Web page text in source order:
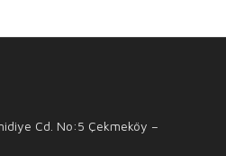
Cd. No:5 Çekmeköy –